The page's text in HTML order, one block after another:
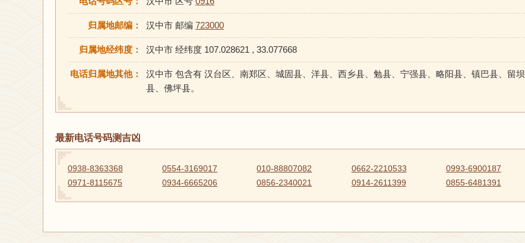
归属地邮编： 汉中市 邮编 723000
归属地经纬度： 汉中市 经纬度 107.028621 , 33.077668
电话归属地其他：
汉中市 包含有 汉台区、南郑区、城固县、洋县、西乡县、勉县、宁强县、略阳县、镇巴县、留坝
县、佛坪县。
最新电话号码测吉凶
0938-8363368 0554-3169017 010-88807082 0662-2210533
0993-6900187
0971-8115675
0934-6665206 0856-2340021 0914-2611399 0855-6481391